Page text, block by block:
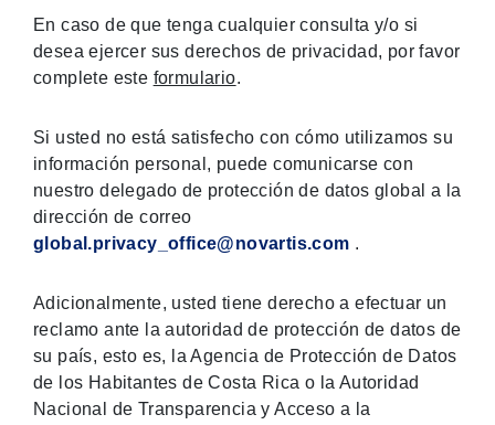
En caso de que tenga cualquier consulta y/o si
desea ejercer sus derechos de privacidad, por favor
complete este formulario.
Si usted no está satisfecho con cómo utilizamos su
información personal, puede comunicarse con
nuestro delegado de protección de datos global a la
dirección de correo
global.privacy_office@novartis.com .
Adicionalmente, usted tiene derecho a efectuar un
reclamo ante la autoridad de protección de datos de
su país, esto es, la Agencia de Protección de Datos
de los Habitantes de Costa Rica o la Autoridad
Nacional de Transparencia y Acceso a la